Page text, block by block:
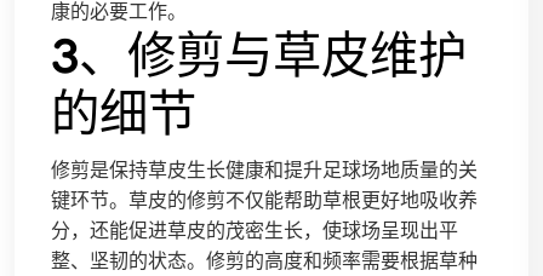
康的必要工作。
3、修剪与草皮维护
的细节
修剪是保持草皮生长健康和提升足球场地质量的关
键环节。草皮的修剪不仅能帮助草根更好地吸收养
分，还能促进草皮的茂密生长，使球场呈现出平
整、坚韧的状态。修剪的高度和频率需要根据草种